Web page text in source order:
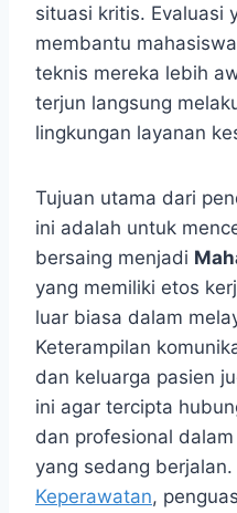
situasi kritis. Evaluasi
membantu
teknis mereka lebih
terjun langsung
lingkungan layanan
Tujuan utama dari
ini adalah untuk
bersaing menjadi
yang memiliki etos
luar biasa dalam
Keterampilan
dan keluarga pasien
ini agar tercipta
dan profesional
yang sedang
Keperawatan,